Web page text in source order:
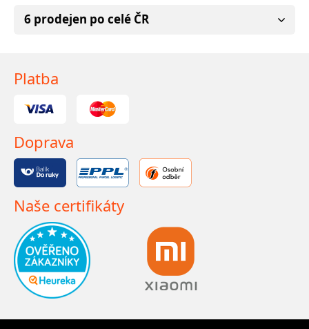
6 prodejen po celé ČR
Platba
Doprava
Naše certifikáty